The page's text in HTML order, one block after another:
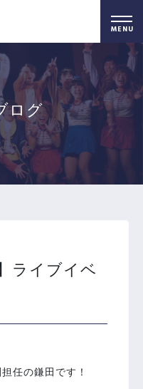
オープンキャンパス
ログ
ライブイベ
任の鎌田です！